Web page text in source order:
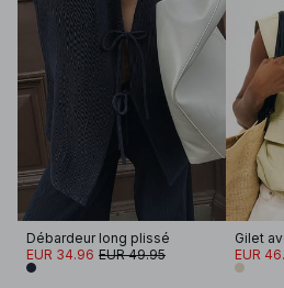
Débardeur long plissé
EUR 34.96 EUR 49.95
Gilet
EUR